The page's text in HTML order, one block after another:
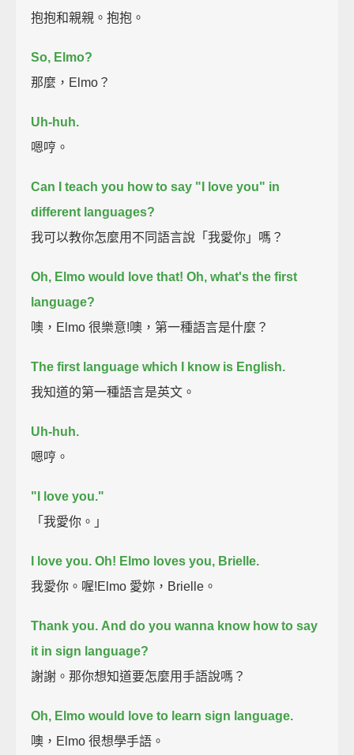
抱抱和親親。抱抱。
So, Elmo?
那麼，Elmo？
Uh-huh.
嗯哼。
Can I teach you how to say "I love you" in
different languages?
我可以教你怎麼用不同語言說「我愛你」嗎？
Oh, Elmo would love that! Oh, what's the first
language?
噢，Elmo 很樂意!噢，第一種語言是什麼？
The first language which I know is English.
我知道的第一種語言是英文。
Uh-huh.
嗯哼。
"I love you."
「我愛你。」
I love you. Oh! Elmo loves you, Brielle.
我愛你。喔!Elmo 愛妳，Brielle。
Thank you. And do you wanna know how to say
it in sign language?
謝謝。那你想知道要怎麼用手語說嗎？
Oh, Elmo would love to learn sign language.
噢，Elmo 很想學手語。